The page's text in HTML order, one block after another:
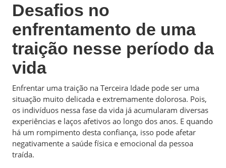
Desafios no
enfrentamento de uma
traição nesse período da
vida
Enfrentar uma traição na Terceira Idade pode ser uma
situação muito delicada e extremamente dolorosa. Pois,
os indivíduos nessa fase da vida já acumularam diversas
experiências e laços afetivos ao longo dos anos. E quando
há um rompimento desta confiança, isso pode afetar
negativamente a saúde física e emocional da pessoa
traída.